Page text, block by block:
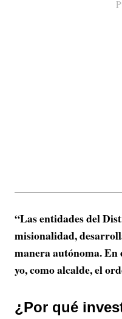
“Las entidades del
misionalidad,
manera autónoma. En
yo, como alcalde, el
¿Por qué